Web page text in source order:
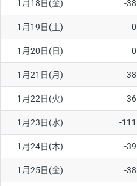
ソ/円は10万通貨単位。
1月18日(金) -38
1月19日(土) 0
1月20日(日) 0
1月21日(月) -38
1月22日(火) -36
1月23日(水) -111
1月24日(木) -39
1月25日(金) -38